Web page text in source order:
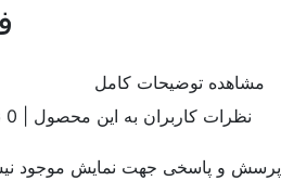
مشاهده توضیحات کامل
نظرات کاربران به این محصول | 0
پرسش و پاسخی جهت نمایش موجود